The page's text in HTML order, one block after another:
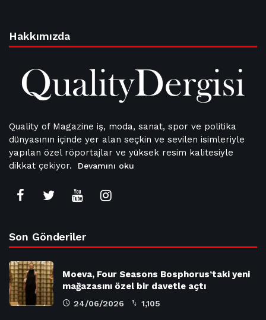
Hakkımızda
Quality of Magazine iş, moda, sanat, spor ve politika
dünyasının içinde yer alan seçkin ve sevilen isimleriyle
yapılan özel röportajlar ve yüksek resim kalitesiyle
dikkat çekiyor.
Devamını oku
Son Gönderiler
Moeva, Four Seasons Bosphorus’taki yeni
mağazasını özel bir davetle açtı
24/06/2026 1,105